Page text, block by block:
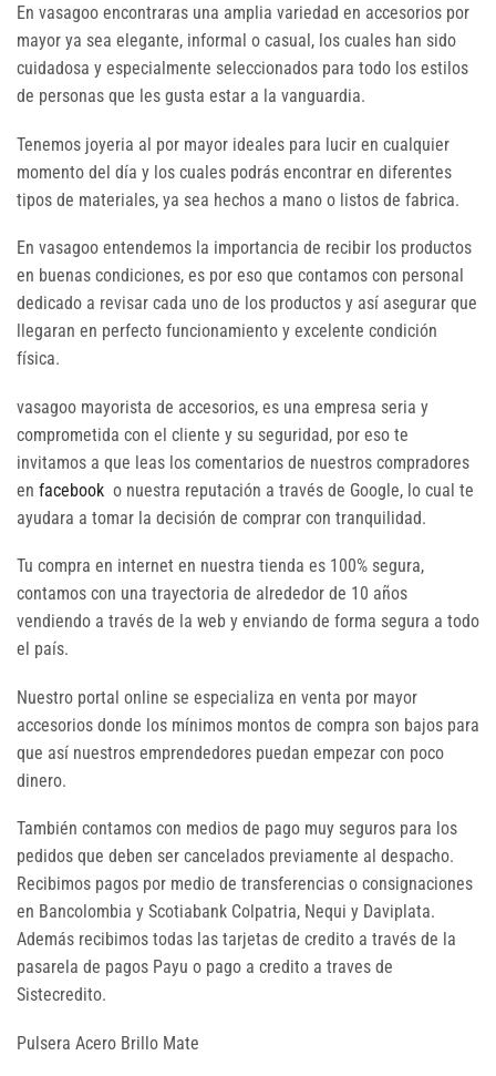
En vasagoo encontraras una amplia variedad en accesorios por
mayor ya sea elegante, informal o casual, los cuales han sido
cuidadosa y especialmente seleccionados para todo los estilos
de personas que les gusta estar a la vanguardia.
Tenemos joyeria al por mayor ideales para lucir en cualquier
momento del día y los cuales podrás encontrar en diferentes
tipos de materiales, ya sea hechos a mano o listos de fabrica.
En vasagoo entendemos la importancia de recibir los productos
en buenas condiciones, es por eso que contamos con personal
dedicado a revisar cada uno de los productos y así asegurar que
llegaran en perfecto funcionamiento y excelente condición
física.
vasagoo mayorista de accesorios, es una empresa seria y
comprometida con el cliente y su seguridad, por eso te
invitamos a que leas los comentarios de nuestros compradores
en facebook o nuestra reputación a través de Google, lo cual te
ayudara a tomar la decisión de comprar con tranquilidad.
Tu compra en internet en nuestra tienda es 100% segura,
contamos con una trayectoria de alrededor de 10 años
vendiendo a través de la web y enviando de forma segura a todo
el país.
Nuestro portal online se especializa en venta por mayor
accesorios donde los mínimos montos de compra son bajos para
que así nuestros emprendedores puedan empezar con poco
dinero.
También contamos con medios de pago muy seguros para los
pedidos que deben ser cancelados previamente al despacho.
Recibimos pagos por medio de transferencias o consignaciones
en Bancolombia y Scotiabank Colpatria, Nequi y Daviplata.
Además recibimos todas las tarjetas de credito a través de la
pasarela de pagos Payu o pago a credito a traves de
Sistecredito.
Pulsera Acero Brillo Mate